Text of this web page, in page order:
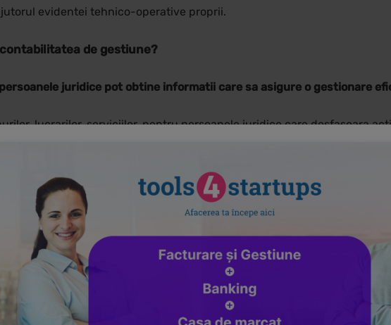
evidentei tehnico-operative proprii.
de gestiune?
juridice pot obtine informatii care sa asigure o gestionare
lucrarilor, serviciilor, pentru persoanele juridice care desfasoara
pentru persoanele juridice care desfasoara activitate de comert;
si controlului activitatii de exploatare;
in vederea fundamentarii deciziilor manageriale privind
unui management performant.
de gestiune este determinarea costurilor specifice asociate cu
si rentabilitatea acestora si sa ia decizii informate legate de